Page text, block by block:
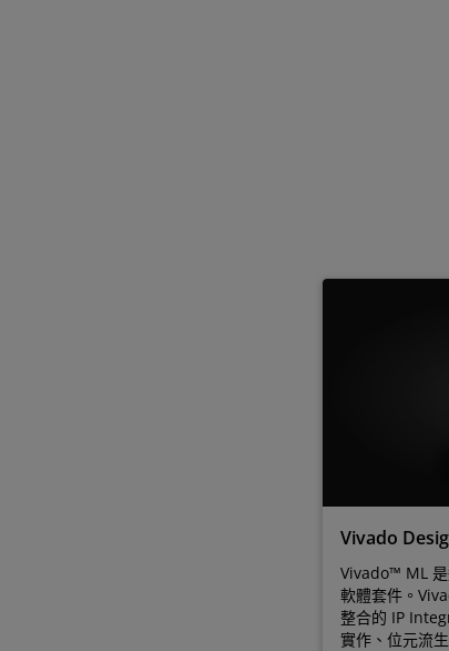
Vivado
Vivado™ ML
軟體套件。
整合的 IP
實作、位元流